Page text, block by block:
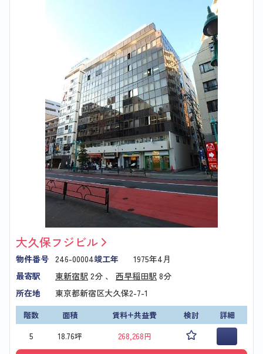
大久保フジビル
物件番号 246-00004竣工年
1975年4月
最寄駅
東新宿駅 2分 、 西早稲田駅 8分
所在地
東京都新宿区大久保2-7-1
階数 面積 賃料+共益費 検討
詳細
5
18.76坪 268,268円